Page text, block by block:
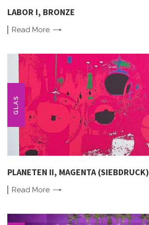
LABOR I, BRONZE
Read More
GLAS
PLANETEN II, MAGENTA (SIEBDRUCK)
Read More